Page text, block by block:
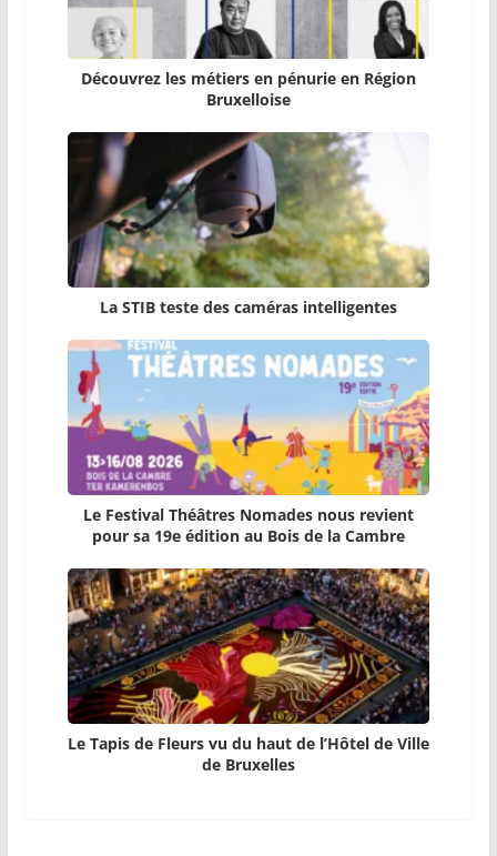
Découvrez les métiers en pénurie en Région
Bruxelloise
La STIB teste des caméras intelligentes
Le Festival Théâtres Nomades nous revient
pour sa 19e édition au Bois de la Cambre
Le Tapis de Fleurs vu du haut de l’Hôtel de Ville
de Bruxelles